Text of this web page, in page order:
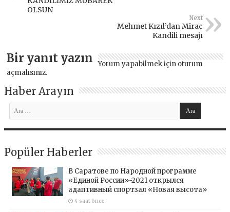
OLSUN
Next
Mehmet Kızıl’dan Miraç
Kandili mesajı
Bir yanıt yazın Yorum yapabilmek için oturum
açmalısınız.
Haber Arayın
Popüler Haberler
В Саратове по Народной программе
«Единой России»-2021 открылся
адаптивный спортзал «Новая высота»
4 saat önce